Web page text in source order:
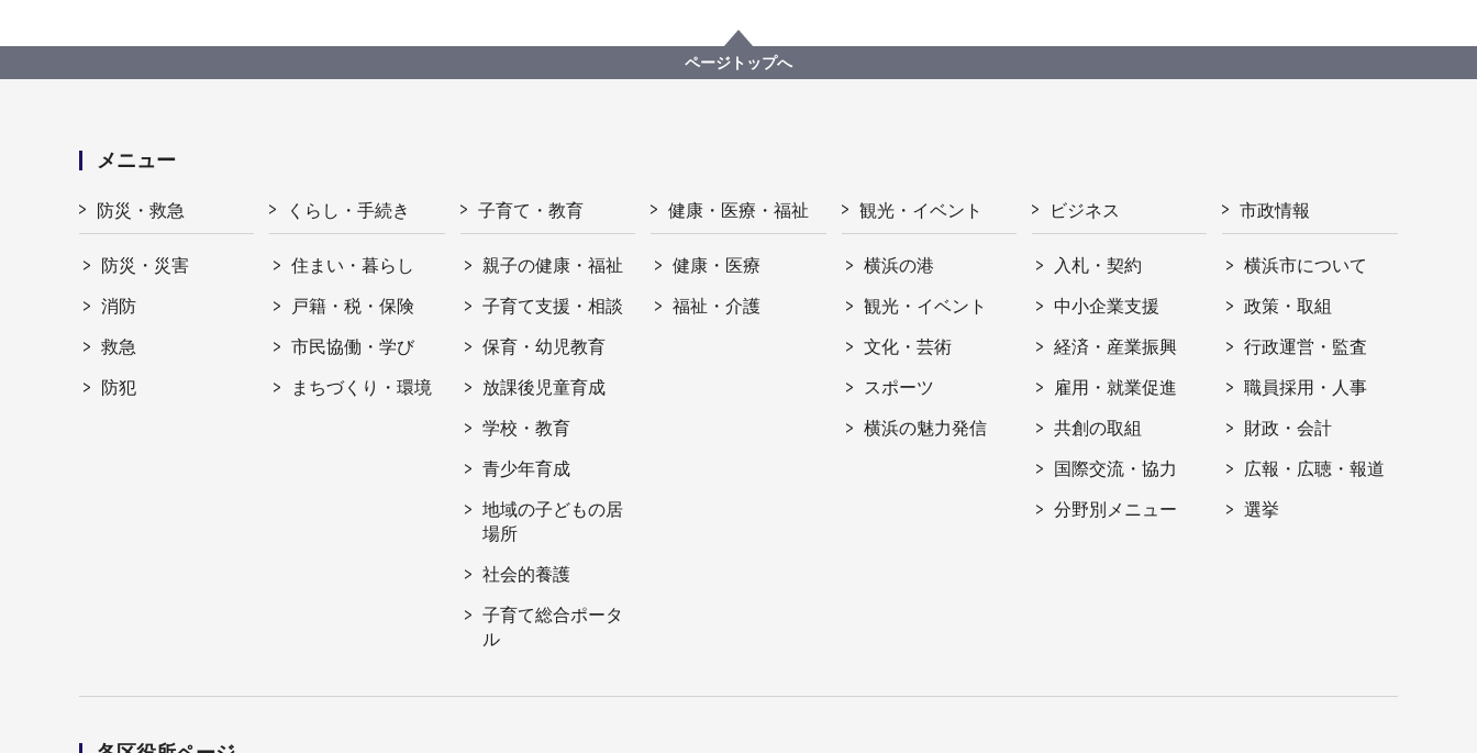
ページトップへ
メニュー
防災・救急
防災・災害
消防
救急
防犯
くらし・手続き
住まい・暮らし
戸籍・税・保険
市民協働・学び
まちづくり・環境
子育て・教育
親子の健康・福祉
子育て支援・相談
保育・幼児教育
放課後児童育成
学校・教育
青少年育成
地域の子どもの居
場所
社会的養護
子育て総合ポータ
ル
健康・医療・福祉
健康・医療
福祉・介護
観光・イベント
横浜の港
観光・イベント
文化・芸術
スポーツ
横浜の魅力発信
ビジネス
入札・契約
中小企業支援
経済・産業振興
雇用・就業促進
共創の取組
国際交流・協力
分野別メニュー
市政情報
横浜市について
政策・取組
行政運営・監査
職員採用・人事
財政・会計
広報・広聴・報道
選挙